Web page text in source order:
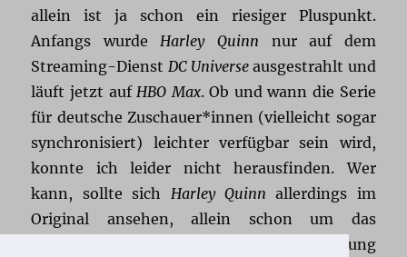
allein ist ja schon ein riesiger Pluspunkt.
Anfangs wurde Harley Quinn nur auf dem
Streaming-Dienst DC Universe ausgestrahlt und
läuft jetzt auf HBO Max. Ob und wann die Serie
für deutsche Zuschauer*innen (vielleicht sogar
synchronisiert) leichter verfügbar sein wird,
konnte ich leider nicht herausfinden. Wer
kann, sollte sich Harley Quinn allerdings im
Original ansehen, allein schon um das
komplette Spektrum der witzigen Darstellung